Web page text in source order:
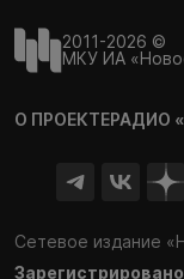
2011-2026 ©
МКУ ИА
О ПРОЕКТЕРАДИО
Сетевое издание
Зарегистрировано